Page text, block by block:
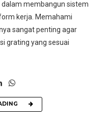
membangun sistem
kerja. Memahami
sangat penting agar
grating yang sesuai